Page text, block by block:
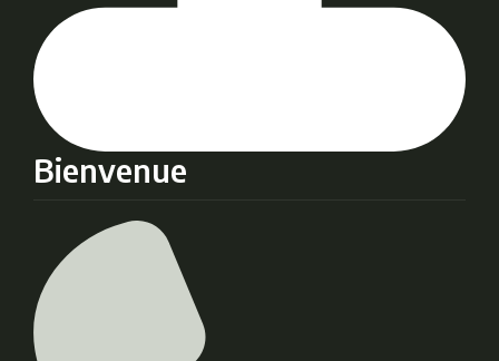
Bienvenue